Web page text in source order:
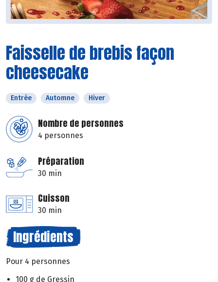
Faisselle de brebis façon
cheesecake
Entrée Automne Hiver
Nombre de personnes
4 personnes
Préparation
30 min
Cuisson
30 min
Ingrédients
Pour 4 personnes
100 g de Gressin